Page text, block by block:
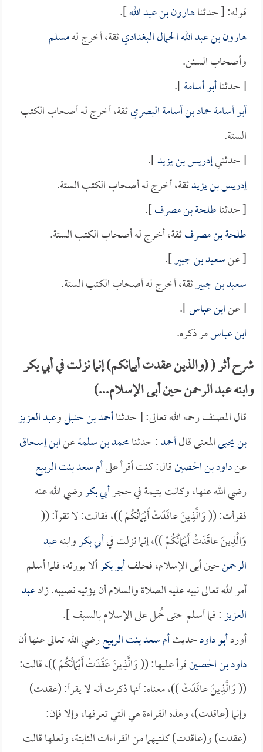
قوله: [ حدثناهارون بن عبد الله].
هارون بن عبد الله الحمال البغداديثقة، أخرج لهمسلم
وأصحاب السنن.
[ حدثناأبو أسامة].
أبو أسامة حماد بن أسامة البصريثقة، أخرج له أصحاب الكتب
الستة.
[ حدثنيإدريس بن يزيد].
إدريس بن يزيدثقة، أخرج له أصحاب الكتب الستة.
[ حدثناطلحة بن مصرف].
طلحة بن مصرفثقة، أخرج له أصحاب الكتب الستة.
[ عنسعيد بن جبير].
سعيد بن جبيرثقة، أخرج له أصحاب الكتب الستة.
[ عنابن عباس].
ابن عباسمر ذكره.
شرح أثر ( (والذين عقدت أيمانكم) إنما نزلت في أبي بكر
وابنه عبد الرحمن حين أبى الإسلام...)
قال المصنف رحمه الله تعالى: [ حدثناأحمد بن حنبلوعبد العزيز
بن يحيىالمعنى قالأحمد: حدثنامحمد بن سلمةعنابن إسحاق
عنداود بن الحصينقال: كنت أقرأ علىأم سعد بنت الربيع
رضي الله عنها، وكانت يتيمة في حجرأبي بكررضي الله عنه
فقرأت: (( وَالَّذِينَ عاقَدَتْ أَيْمَانُكُمْ ))، فقالت: لا تقرأ: ((
وَالَّذِينَ عاقَدَتْ أَيْمَانُكُمْ ))، إنما نزلت فيأبي بكروابنهعبد
الرحمنحين أبى الإسلام، فحلفأبو بكرألا يورثه، فلما أسلم
أمر الله تعالى نبيه عليه الصلاة والسلام أن يؤتيه نصيبه. زادعبد
العزيز: فما أسلم حتى حُمل على الإسلام بالسيف ].
أوردأبو داودحديثأم سعد بنت الربيعرضي الله تعالى عنها أن
داود بن الحصينقرأ عليها: (( وَالَّذِينَ عَقَدَتْ أَيْمَانُكُمْ ))، قالت:
(( وَالَّذِينَ عاقَدَتْ ))، معناه: أنها ذكرت أنه لا يقرأ: (عقدت)
وإنما (عاقدت)، وهذه القراءة هي التي تعرفها، وإلا فإن:
(عقدت) و(عاقدت) كلتيهما من القراءات الثابتة، ولعلها قالت